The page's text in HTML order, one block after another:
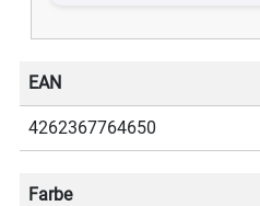
EAN
4262367764650
Farbe